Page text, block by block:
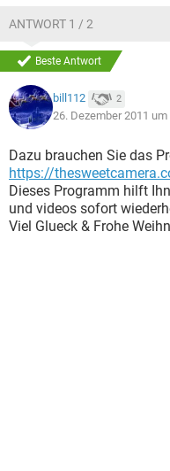
ANTWORT 1 / 2
Beste Antwort
bill112 2
26. Dezember 2011 um
Dazu brauchen Sie das
https://
Dieses Programm hilft
und videos sofort
Viel Glueck & Frohe